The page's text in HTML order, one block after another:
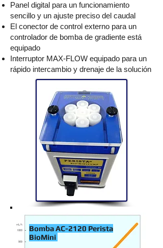
Panel digital para un funcionamiento
sencillo y un ajuste preciso del caudal
El conector de control externo para un
controlador de bomba de gradiente está
equipado
Interruptor MAX-FLOW equipado para un
rápido intercambio y drenaje de la solución
Bomba AC-2120 Perista
BioMini